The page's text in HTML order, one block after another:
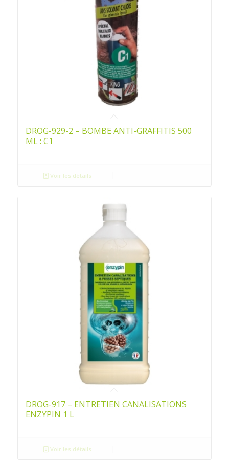
DROG-929-2 – BOMBE ANTI-GRAFFITIS 500
ML : C1
Voir les détails
DROG-917 – ENTRETIEN CANALISATIONS
ENZYPIN 1 L
Voir les détails